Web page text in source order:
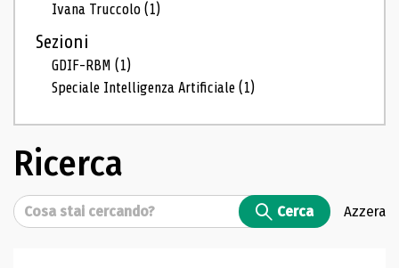
Ivana Truccolo(1)
Sezioni
GDIF-RBM(1)
Speciale Intelligenza Artificiale(1)
Ricerca
Cerca Cerca Azzera